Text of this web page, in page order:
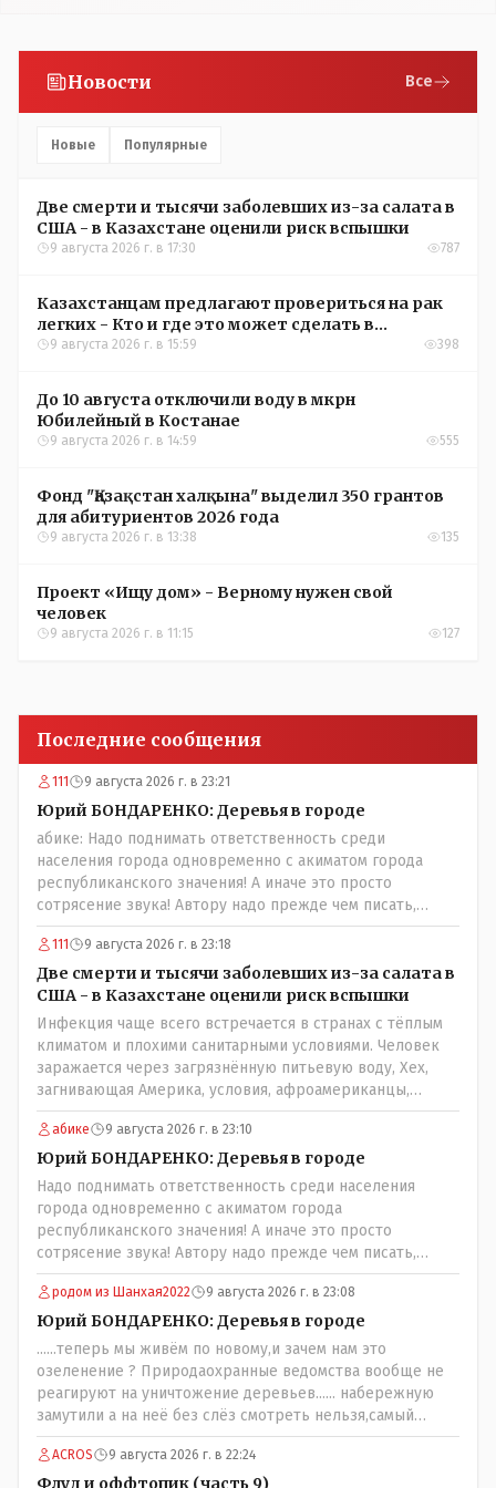
Новости Все
Новые Популярные
Две смерти и тысячи заболевших из-за салата в
США - в Казахстане оценили риск вспышки
9 августа 2026 г. в 17:30 787
Казахстанцам предлагают провериться на рак
легких - Кто и где это может сделать в
Костанайской области
9 августа 2026 г. в 15:59 398
До 10 августа отключили воду в мкрн
Юбилейный в Костанае
9 августа 2026 г. в 14:59 555
Фонд "Қазақстан халқына" выделил 350 грантов
для абитуриентов 2026 года
9 августа 2026 г. в 13:38 135
Проект «Ищу дом» - Верному нужен свой
человек
9 августа 2026 г. в 11:15 127
Последние сообщения
111 9 августа 2026 г. в 23:21
Юрий БОНДАРЕНКО: Деревья в городе
абике: Надо поднимать ответственность среди
населения города одновременно с акиматом города
республиканского значения! А иначе это просто
сотрясение звука! Автору надо прежде чем писать,
необходимо самому обратиться в ЖКХ акимата и
разобраться прежде чем своей статьей провоцировать
население города!Согласен всецело!
111 9 августа 2026 г. в 23:18
Две смерти и тысячи заболевших из-за салата в
США - в Казахстане оценили риск вспышки
Инфекция чаще всего встречается в странах с тёплым
климатом и плохими санитарными условиями. Человек
заражается через загрязнённую питьевую воду, Хех,
загнивающая Америка, условия, афроамериканцы,
грязная вода, отсутствие страховок, нечистоплотные
мигранты и прочее.. Лучше России и Казахстана жить
негде..
абике 9 августа 2026 г. в 23:10
Юрий БОНДАРЕНКО: Деревья в городе
Надо поднимать ответственность среди населения
города одновременно с акиматом города
республиканского значения! А иначе это просто
сотрясение звука! Автору надо прежде чем писать,
необходимо самому обратиться в ЖКХ акимата и
разобраться прежде чем своей статьей провоцировать
население города!
родом из Шанхая2022 9 августа 2026 г. в 23:08
Юрий БОНДАРЕНКО: Деревья в городе
......теперь мы живём по новому,и зачем нам это
озеленение ? Природаохранные ведомства вообще не
реагируют на уничтожение деревьев...... набережную
замутили а на неё без слёз смотреть нельзя,самый
наивысший уровень рукопопства наших
строителей"специалистов",как исторические здания
сносить пожалуйста ,а как на века построить слабо.....Вы
ACROS 9 августа 2026 г. в 22:24